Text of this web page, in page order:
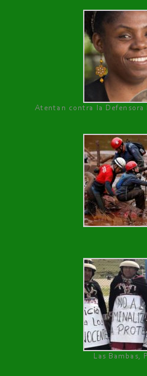
Atentan contra la Defensora
Las Bambas,